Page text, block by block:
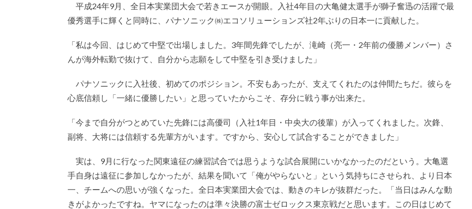
平成24年9月、全日本実業団大会で若きエースが開眼。入社4年目の大亀健太選手が獅子奮迅の活躍で最
優秀選手に輝くと同時に、パナソニック㈱エコソリューションズ社2年ぶりの日本一に貢献した。
「私は今回、はじめて中堅で出場しました。3年間先鋒でしたが、滝崎（亮一・2年前の優勝メンバー）さ
んが海外転勤で抜けて、自分から志願をして中堅を引き受けました」
パナソニックに入社後、初めてのポジション。不安もあったが、支えてくれたのは仲間たちだ。彼らを
心底信頼し「一緒に優勝したい」と思っていたからこそ、存分に戦う事が出来た。
「今まで自分がつとめていた先鋒には高優司（入社1年目・中央大の後輩）が入ってくれました。次鋒、
副将、大将には信頼する先輩方がいます。ですから、安心して試合することができました」
実は、9月に行なった関東遠征の練習試合では思うような試合展開にいかなかったのだという。大亀選
手自身は遠征に参加しなかったが、結果を聞いて「俺がやらないと」という気持ちにさせられ、より日本
一、チームへの思いが強くなった。全日本実業団大会では、動きのキレが抜群だった。「当日はみんな動
きがよかったですね。ヤマになったのは準々決勝の富士ゼロックス東京戦だと思います。この日はじめて